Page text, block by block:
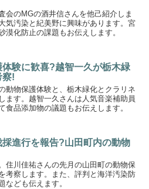
会のMGの酒井信さんを他己紹介しま
気汚染と紀美野に興味があります。宮
漠化防止の課題もお伝えします。
験に歓喜?越智一久が栃木緑
察!
動物保護体験と、栃木緑化とクラリネ
ます。越智一久さんは人気音楽補助員
食品添加物の議題もお伝えします。
進行を報告?山田町内の動物
住川佳祐さんの先月の山田町の動物保
考察します。また、評判と海洋汚染防
なども伝えます。